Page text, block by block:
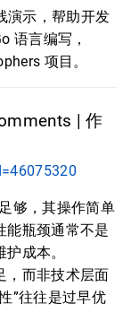
演示，帮助开发
语言编写，
项目。
| 作
够，其操作简单
能瓶颈通常不是
成本。
，而非技术层面
”往往是过早优